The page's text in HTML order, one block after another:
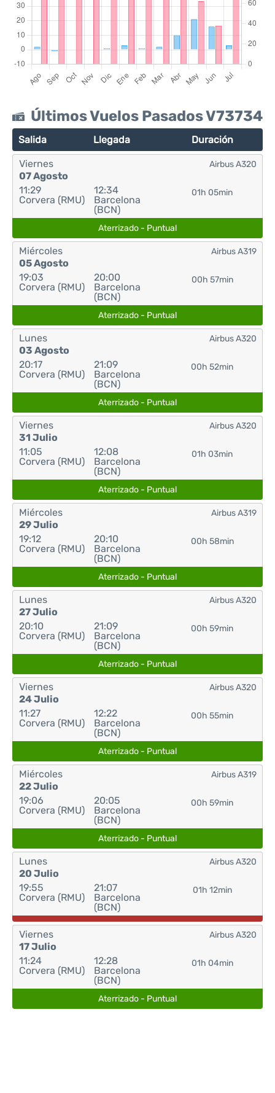
Últimos Vuelos Pasados V73734
Salida Llegada Duración
Viernes
07 Agosto
11:29
Corvera (RMU)
12:34
Barcelona
(BCN)
01h 05min
Airbus A320
Aterrizado - Puntual
Miércoles
05 Agosto
19:03
Corvera (RMU)
20:00
Barcelona
(BCN)
00h 57min
Airbus A319
Aterrizado - Puntual
Lunes
03 Agosto
20:17
Corvera (RMU)
21:09
Barcelona
(BCN)
00h 52min
Airbus A320
Aterrizado - Puntual
Viernes
31 Julio
11:05
Corvera (RMU)
12:08
Barcelona
(BCN)
01h 03min
Airbus A320
Aterrizado - Puntual
Miércoles
29 Julio
19:12
Corvera (RMU)
20:10
Barcelona
(BCN)
00h 58min
Airbus A319
Aterrizado - Puntual
Lunes
27 Julio
20:10
Corvera (RMU)
21:09
Barcelona
(BCN)
00h 59min
Airbus A320
Aterrizado - Puntual
Viernes
24 Julio
11:27
Corvera (RMU)
12:22
Barcelona
(BCN)
00h 55min
Airbus A320
Aterrizado - Puntual
Miércoles
22 Julio
19:06
Corvera (RMU)
20:05
Barcelona
(BCN)
00h 59min
Airbus A319
Aterrizado - Puntual
Lunes
20 Julio
19:55
Corvera (RMU)
21:07
Barcelona
(BCN)
01h 12min
Airbus A320
Viernes
17 Julio
11:24
Corvera (RMU)
12:28
Barcelona
(BCN)
01h 04min
Airbus A320
Aterrizado - Puntual